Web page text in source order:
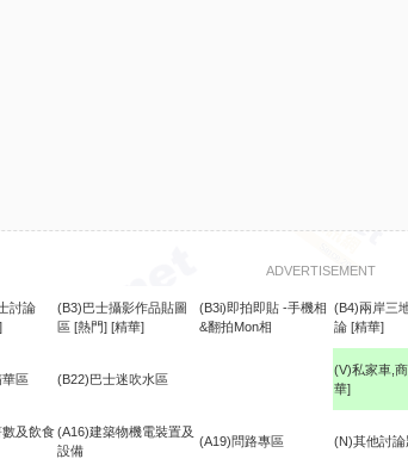
ADVERTISEMENT
討論
(B3)巴士攝影作品貼圖
區 [熱門] [精華]
(B3i)即拍即貼 -手機相
&翻拍Mon相
(B4)兩岸三
論 [精華]
華區 (B22)巴士迷吹水區
(V)私家車,
華]
及飲食(A16)建築物機電裝置及
設備
(A19)問路專區 (N)其他討論